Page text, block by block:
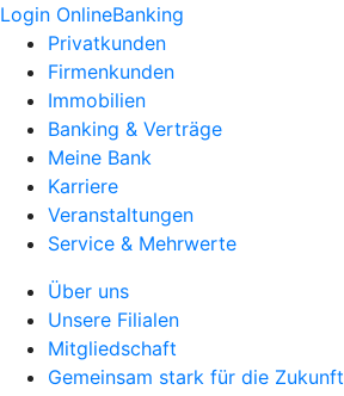
Login OnlineBanking
Privatkunden
Firmenkunden
Immobilien
Banking & Verträge
Meine Bank
Karriere
Veranstaltungen
Service & Mehrwerte
Über uns
Unsere Filialen
Mitgliedschaft
Gemeinsam stark für die Zukunft